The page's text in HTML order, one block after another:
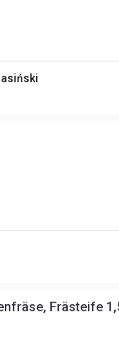
Frästeife